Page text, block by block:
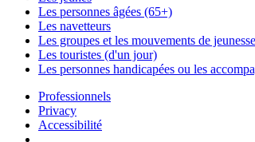
Les personnes âgées (65+)
Les navetteurs
Les groupes et les mouvements de jeunesse
Les touristes (d'un jour)
Les personnes handicapées ou les
Professionnels
Privacy
Accessibilité